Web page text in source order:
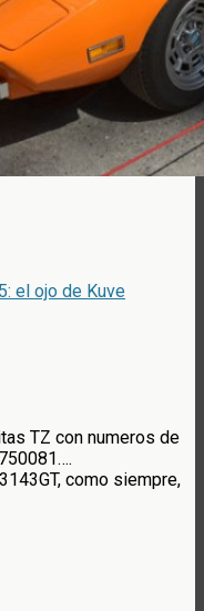
el ojo de Kuve
TZ con numeros de
como siempre,